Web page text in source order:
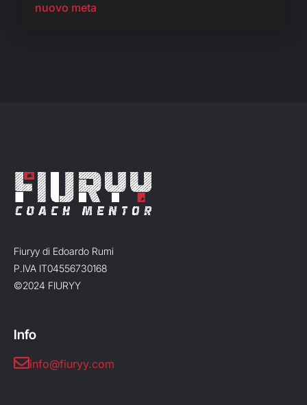
nuovo meta
Fiuryy di Edoardo Rumi
P.IVA IT04556730168
©2024 FIURYY
Info
info@fiuryy.com